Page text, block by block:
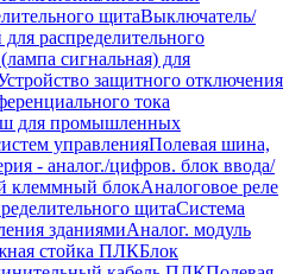
щитаВыключатель/
распределительного
сигнальная) для
защитного отключения
тока
для промышленных
управленияПолевая шина,
- аналог./цифров. блок ввода/
клеммный блокАналоговое реле
щитаСистема
зданиямиАналог. модуль
стойка ПЛКБлок